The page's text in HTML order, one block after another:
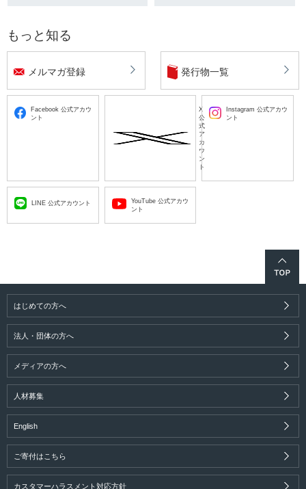
2026.04.15
【応募受付を終了しました】4月15日正午から
応募受付開始「ハロー！ベビーボックス」2026
年春妊娠 22 週目〜産後 1 ヶ月程度の方を対象
に育児用品を提供（応募条件あり）
＜中学・高校の新入学＞ 経済的に困難な子育て
世帯の教育費負担を調査「制服代」の準備が難
しい世帯は過去最多8割超、「他の生活費を削
る」も前年比約10ポイント増「高校無償化」に
ついて授業料以外の教育費支援の拡充を求める
2026.03.18
能登の子どもの日常を守るためにスポーツ・文
化活動51団体を支援震災により、子どものスポ
ーツ・文化活動の継続に深刻な制約長期化する
施設不足・移動負担への公的支援を
2026.03.13
認知度低い「子どもの権利」…学校で子ども自
身が学ぶ機会創出へ教育関係者向けオンライン
セミナー、3/24開催人権教育の専門家・荒木教
授（立命館大）が、学習方法や学ぶ意義を解説
2026.03.12
ひとり親など、経済的困難のある妊産婦らへア
ンケート調査半数以上が「無職」「世帯の貯金
もっと知る
メルマガ登録 発行物一覧
Facebook 公式アカウ
ント
X
公
式
ア
カ
ウ
ン
ト
Instagram 公式アカウ
ント
LINE 公式アカウント
YouTube 公式アカウ
ント
はじめての方へ
法人・団体の方へ
メディアの方へ
人材募集
English
ご寄付はこちら
カスタマーハラスメント対応方針